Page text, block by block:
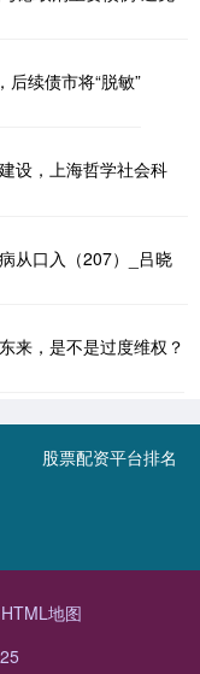
后续债市将“脱敏”
设，上海哲学社会科
从口入（207）_吕晓
来，是不是过度维权？
股票配资平台排名
HTML地图